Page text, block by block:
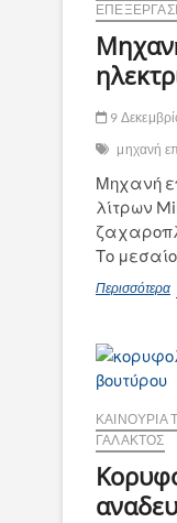
9
μηχανή
Μηχανή
λίτρων
Το
Περισσότερα
ΓΆΛΑΚΤΟΣ